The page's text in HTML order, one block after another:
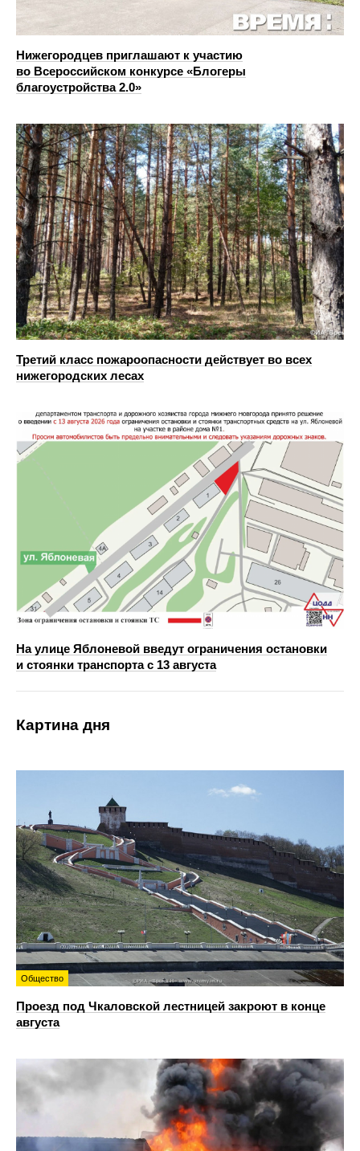
Нижегородцев приглашают к участию
во Всероссийском конкурсе «Блогеры
благоустройства 2.0»
Третий класс пожароопасности действует во всех
нижегородских лесах
На улице Яблоневой введут ограничения остановки
и стоянки транспорта с 13 августа
Картина дня
Общество
Проезд под Чкаловской лестницей закроют в конце
августа